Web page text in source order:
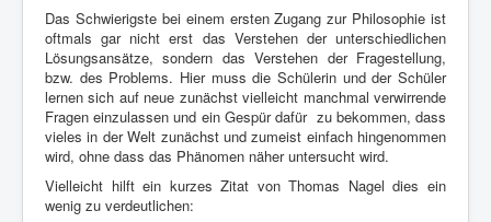
Das Schwierigste bei einem ersten Zugang zur Philosophie ist
oftmals gar nicht erst das Verstehen der unterschiedlichen
Lösungsansätze, sondern das Verstehen der Fragestellung,
bzw. des Problems. Hier muss die Schülerin und der Schüler
lernen sich auf neue zunächst vielleicht manchmal verwirrende
Fragen einzulassen und ein Gespür dafür zu bekommen, dass
vieles in der Welt zunächst und zumeist einfach hingenommen
wird, ohne dass das Phänomen näher untersucht wird.
Vielleicht hilft ein kurzes Zitat von Thomas Nagel dies ein
wenig zu verdeutlichen: